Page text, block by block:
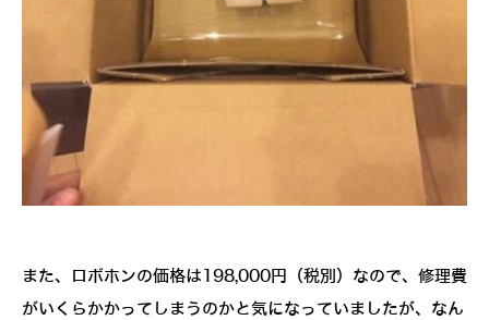
また、ロボホンの価格は198,000円（税別）なので、修理費
がいくらかかってしまうのかと気になっていましたが、なん